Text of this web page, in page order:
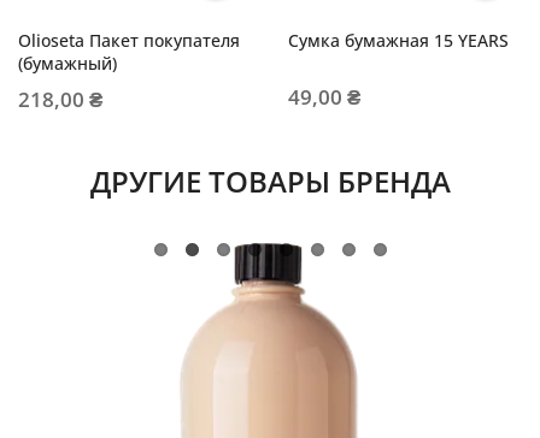
Olioseta Пакет покупателя
(бумажный)
218,00 ₴
Сумка бумажная 15 YEARS
49,00 ₴
ДРУГИЕ ТОВАРЫ БРЕНДА